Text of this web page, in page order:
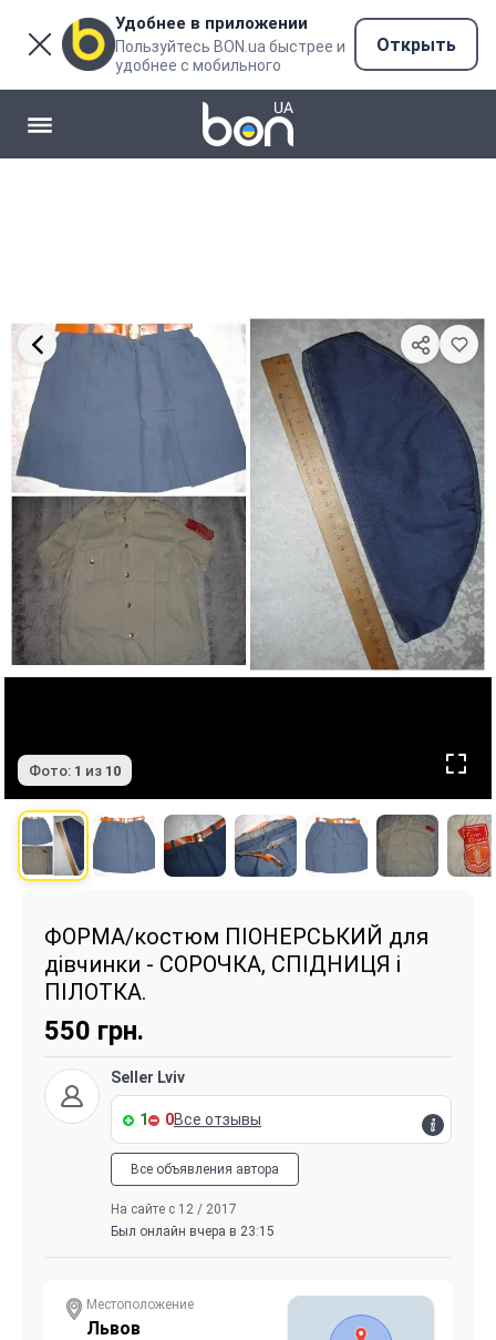
Удобнее в приложении
Пользуйтесь BON.ua быстрее и
удобнее с мобильного
Открыть
Фото: 1 из 10
ФОРМА/костюм ПІОНЕРСЬКИЙ для
дівчинки - СОРОЧКА, СПІДНИЦЯ і
ПІЛОТКА.
550 грн.
Seller Lviv
1 0Все отзывы
Все объявления автора
На сайте с 12 / 2017
Был онлайн вчера в 23:15
Местоположение
Львов